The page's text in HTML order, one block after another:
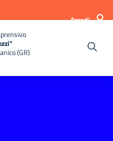
Accedi
(GR)